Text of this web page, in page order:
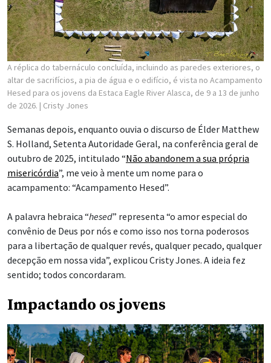
A réplica do tabernáculo concluída, incluindo as paredes exteriores, o
altar de sacrifícios, a pia de água e o edifício, é vista no Acampamento
Hesed para os jovens da Estaca Eagle River Alasca, de 9 a 13 de junho
de 2026. | Cristy Jones
Semanas depois, enquanto ouvia o discurso de Élder Matthew
S. Holland, Setenta Autoridade Geral, na conferência geral de
outubro de 2025, intitulado “Não abandonem a sua própria
misericórdia”, me veio à mente um nome para o
acampamento: “Acampamento Hesed”.
A palavra hebraica “hesed” representa “o amor especial do
convênio de Deus por nós e como isso nos torna poderosos
para a libertação de qualquer revés, qualquer pecado, qualquer
decepção em nossa vida”, explicou Cristy Jones. A ideia fez
sentido; todos concordaram.
Impactando os jovens